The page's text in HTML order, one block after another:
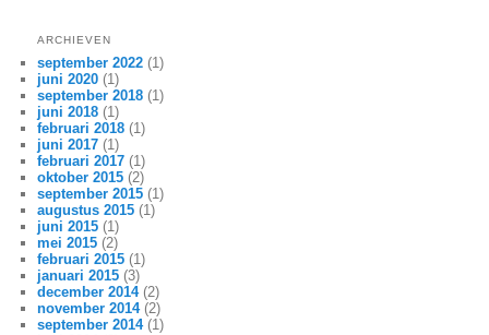
ARCHIEVEN
september 2022 (1)
juni 2020 (1)
september 2018 (1)
juni 2018 (1)
februari 2018 (1)
juni 2017 (1)
februari 2017 (1)
oktober 2015 (2)
september 2015 (1)
augustus 2015 (1)
juni 2015 (1)
mei 2015 (2)
februari 2015 (1)
januari 2015 (3)
december 2014(2)
november 2014(2)
september 2014(1)